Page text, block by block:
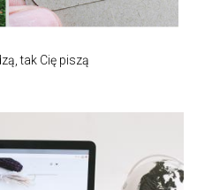
tak Cię piszą